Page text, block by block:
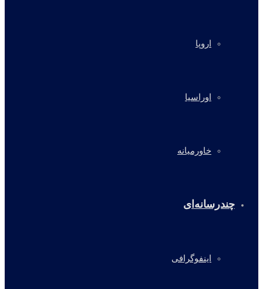
اروپا
اوراسیا
خاورمیانه
چندرسانه‌ای
اینفوگرافی